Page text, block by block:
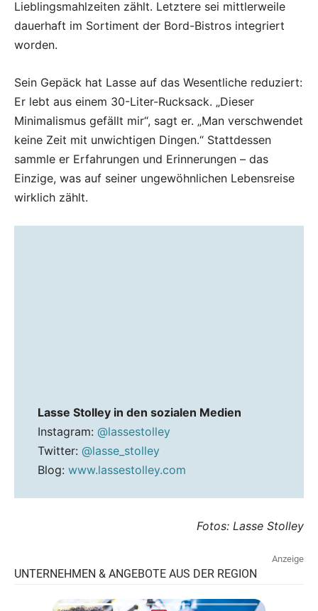
Lieblingsmahlzeiten zählt. Letztere sei mittlerweile
dauerhaft im Sortiment der Bord-Bistros integriert
worden.
Sein Gepäck hat Lasse auf das Wesentliche reduziert:
Er lebt aus einem 30-Liter-Rucksack. „Dieser
Minimalismus gefällt mir“, sagt er. „Man verschwendet
keine Zeit mit unwichtigen Dingen.“ Stattdessen
sammle er Erfahrungen und Erinnerungen – das
Einzige, was auf seiner ungewöhnlichen Lebensreise
wirklich zählt.
Lasse Stolley in den sozialen Medien
Instagram: @lassestolley
Twitter: @lasse_stolley
Blog: www.lassestolley.com
Fotos: Lasse Stolley